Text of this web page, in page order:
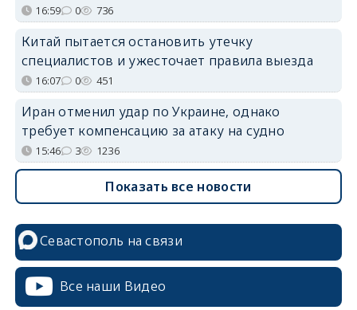
16:59 0 736
Китай пытается остановить утечку
специалистов и ужесточает правила выезда
16:07 0 451
Иран отменил удар по Украине, однако
требует компенсацию за атаку на судно
15:46 3 1236
Показать все новости
Севастополь на связи
Все наши Видео